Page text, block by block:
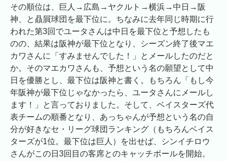
その順位は、巨人→広島→ヤクルト→横浜→中日→阪
神、と贔屓球団を最下位に。ちなみに去年同じ時期に行
われた第3回でユータさんは中日を最下位と予想したも
のの、結果は阪神が最下位となり、シーズン終了後マエ
カワさんに「すみませんでした！」とメールしたのだと
か。そのマエカワさんも、予想という名の願望として中
日を優勝とし、最下位は阪神と書く。もちろん「もし今
年阪神が最下位じゃなかったら、ユータさんにメールし
ます！」と言っておりました。そして、ベイスターズ代
表チームの順番となり、あっちゃんが予想という名の自
分が好きなセ・リーグ球団ランキング（もちろんベイス
ターズが1位。最下位は巨人）を出せば、シンイチロウ
さんがこの日3回目の客席とのキャッチボールを開始。